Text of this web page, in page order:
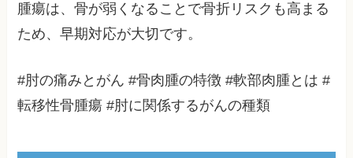
腫瘍は、骨が弱くなることで骨折リスクも高まる
ため、早期対応が大切です。
#肘の痛みとがん #骨肉腫の特徴 #軟部肉腫とは #
転移性骨腫瘍 #肘に関係するがんの種類